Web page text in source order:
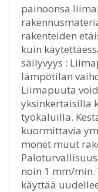
painoonsa
rakenteiden
kuin
säilyvyys :
lämpötilan
Liimapuuta
yksinkertaisilla
työkaluilla.
kuormittavia
monet muut
noin 1 mm/
käyttää